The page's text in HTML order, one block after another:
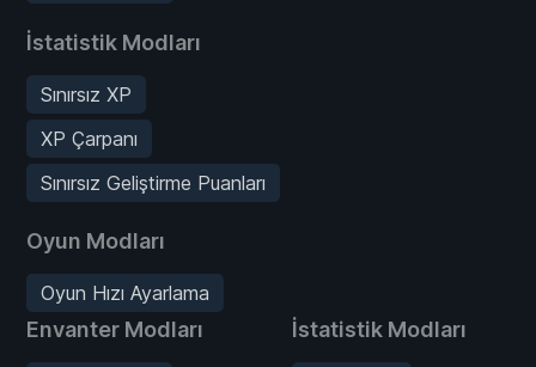
İstatistik Modları
Sınırsız XP
XP Çarpanı
Sınırsız Geliştirme Puanları
Oyun Modları
Oyun Hızı Ayarlama
Envanter Modları İstatistik Modları